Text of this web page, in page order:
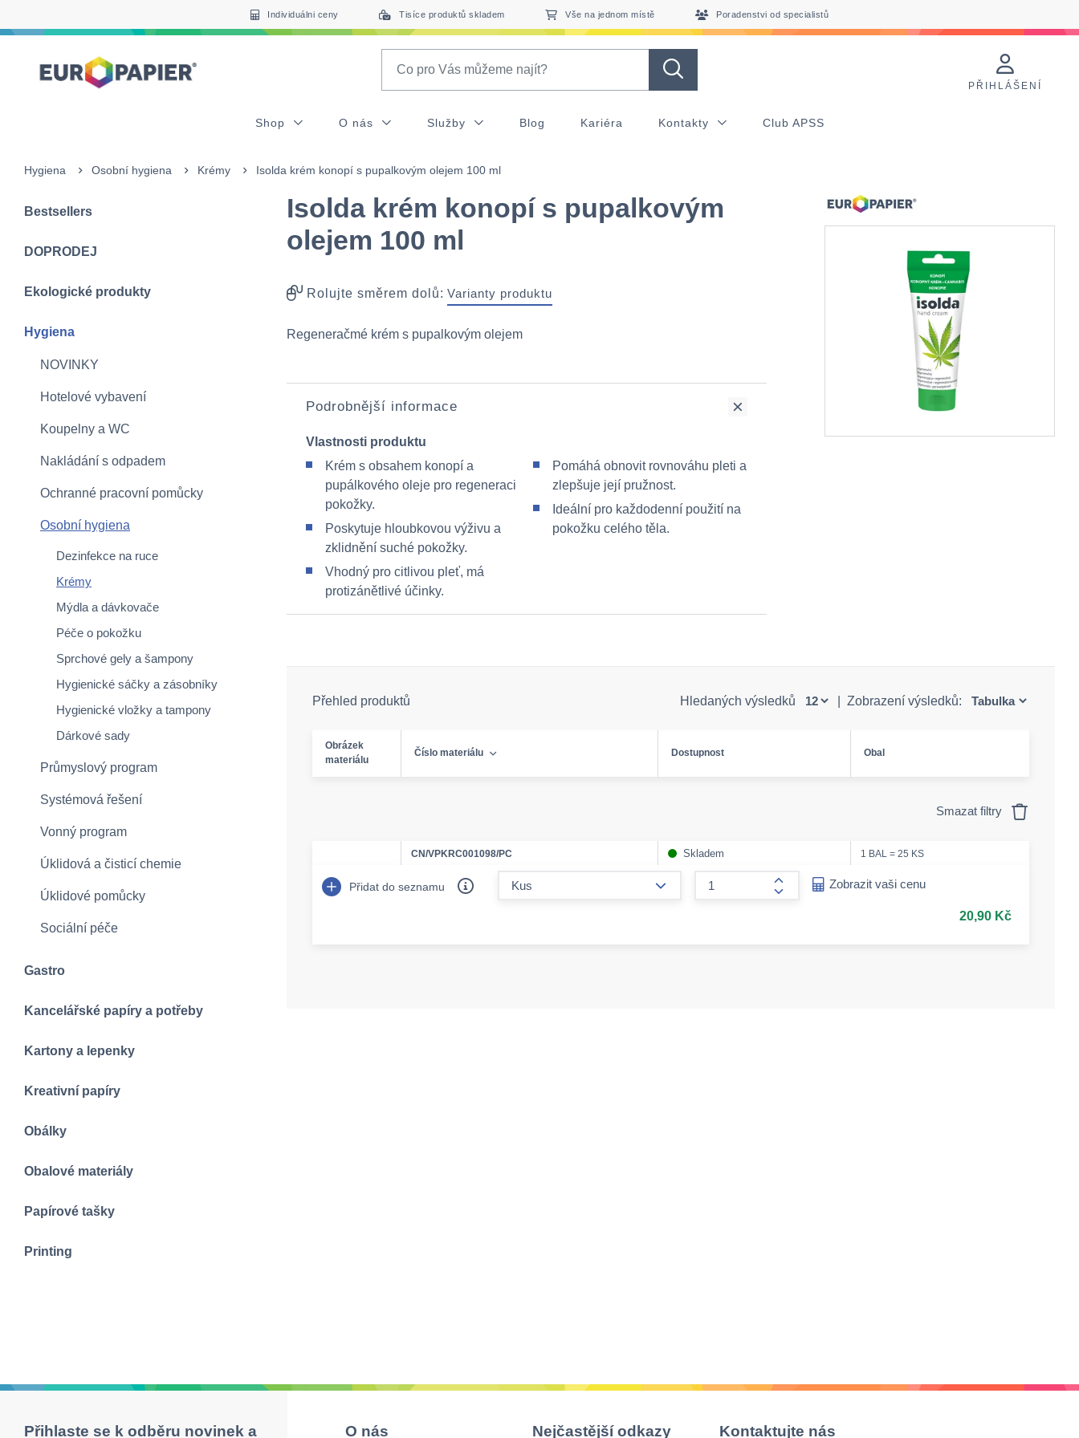
Individuálni ceny Tisíce produktů skladem Vše na jednom místě Poradenstvi od specialistů
PŘIHLÁŠENÍ
Shop O nás Služby Blog Kariéra Kontakty Club APSS
Hygiena Osobní hygiena Krémy Isolda krém konopí s pupalkovým olejem 100 ml
Bestsellers
DOPRODEJ
Ekologické produkty
Hygiena
NOVINKY
Hotelové vybavení
Koupelny a WC
Nakládání s odpadem
Ochranné pracovní pomůcky
Osobní hygiena
Dezinfekce na ruce
Krémy
Mýdla a dávkovače
Péče o pokožku
Sprchové gely a šampony
Hygienické sáčky a zásobníky
Hygienické vložky a tampony
Dárkové sady
Průmyslový program
Systémová řešení
Vonný program
Úklidová a čisticí chemie
Úklidové pomůcky
Sociální péče
Gastro
Kancelářské papíry a potřeby
Kartony a lepenky
Kreativní papíry
Obálky
Obalové materiály
Papírové tašky
Printing
Isolda krém konopí s pupalkovým
olejem 100 ml
Rolujte směrem dolů: Varianty produktu
Regeneračmé krém s pupalkovým olejem
Podrobnější informace
Vlastnosti produktu
Krém s obsahem konopí a
pupálkového oleje pro regeneraci
pokožky.
Poskytuje hloubkovou výživu a
zklidnění suché pokožky.
Vhodný pro citlivou pleť, má
protizánětlivé účinky.
Pomáhá obnovit rovnováhu pleti a
zlepšuje její pružnost.
Ideální pro každodenní použití na
pokožku celého těla.
Přehled produktů Hledaných výsledků Zobrazení výsledků:
Obrázek
materiálu
Číslo materiálu Dostupnost Obal
Smazat filtry
CN/VPKRC001098/PC Skladem 1 BAL = 25 KS
Přidat do seznamu
form.increase-amount
Zobrazit vaši cenu
20,90 Kč
Přihlaste se k odběru novinek a O nás Nejčastější odkazy Kontaktujte nás